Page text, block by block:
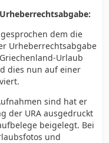
dem die
Urheberrechtsabgabe
Urlaub
dies nun auf einer
sind hat er
der URA ausgedruckt
beigelegt. Bei
und